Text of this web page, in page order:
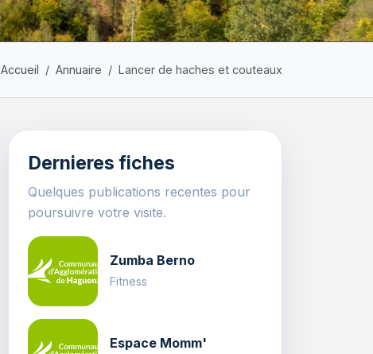
Accueil Annuaire Lancer de haches et couteaux
Dernieres fiches
Quelques publications recentes pour
poursuivre votre visite.
Zumba Berno
Fitness
Espace Momm'